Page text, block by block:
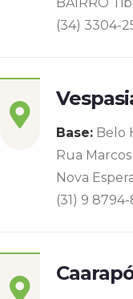
(34) 3304-
Base: Belo
Rua
Nova
(31) 9